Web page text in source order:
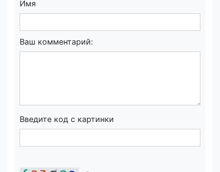
Имя
Ваш комментарий:
Введите код с картинки